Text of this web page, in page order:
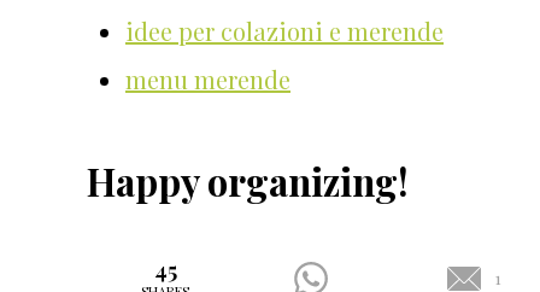
idee per colazioni e merende
menu merende
Happy organizing!
45 1